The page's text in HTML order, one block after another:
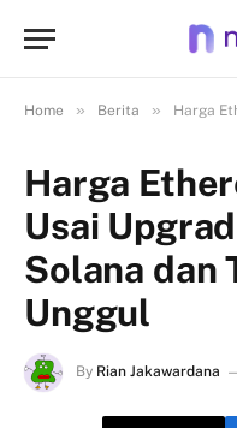
Home » Berita » Harga
Harga
Usai
Solana dan
Unggul
By Rian Jakawardana